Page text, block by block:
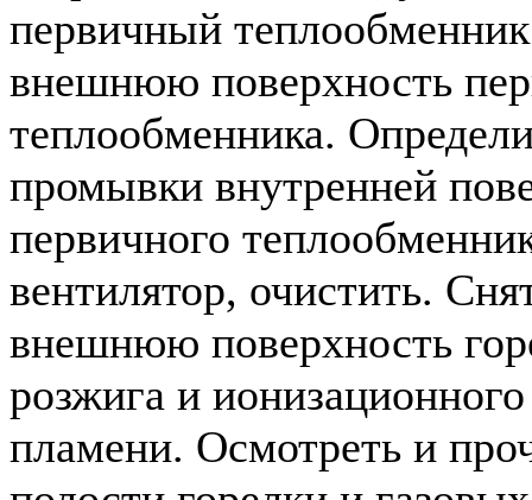
первичный
внешнюю поверхность
теплообменника.
промывки внутренней
первичного
вентилятор, очистить.
внешнюю поверхность
розжига и
пламени. Осмотреть и